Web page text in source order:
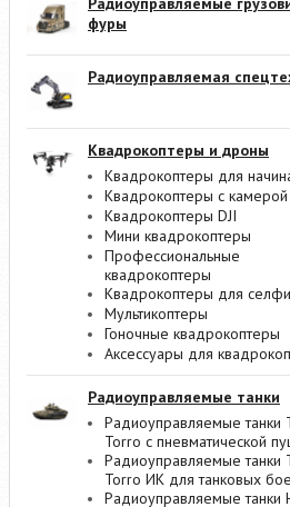
фуры
Радиоуправляемая
Квадрокоптеры и дроны
Квадрокоптеры для
Квадрокоптеры с камерой
Квадрокоптеры DJI
Мини квадрокоптеры
Профессиональные
квадрокоптеры
Квадрокоптеры для селфи
Мультикоптеры
Гоночные квадрокоптеры
Аксессуары для
Радиоуправляемые танки
Радиоуправляемые танки
Torro с пневматической
Радиоуправляемые танки
Torro ИК для танковых
Радиоуправляемые танки